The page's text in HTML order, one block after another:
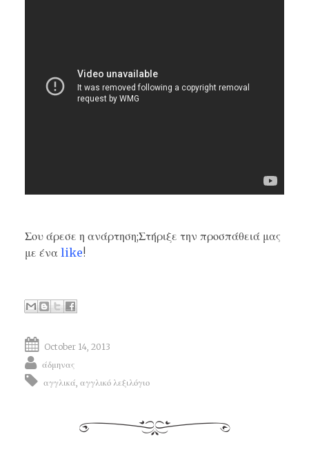
Σου άρεσε η ανάρτηση;Στήριξε την προσπάθειά μας
με ένα like!
October 14, 2013
άδμηνας
αγγλικά αγγλικό λεξιλόγιο